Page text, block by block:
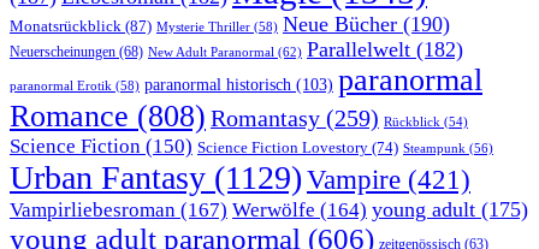
Monatsrückblick (87) Mysterie Thriller (58) Neue Bücher (190)
Neuerscheinungen (68) New Adult Paranormal (62) Parallelwelt (182)
paranormal Erotik (58) paranormal historisch (103) paranormal
Romance (808) Romantasy (259) Rückblick (54)
Science Fiction (150) Science Fiction Lovestory (74) Steampunk (56)
Urban Fantasy (1129) Vampire (421)
Vampirliebesroman (167) Werwölfe (164) young adult (175)
young adult paranormal (606) zeitgenössisch (63)